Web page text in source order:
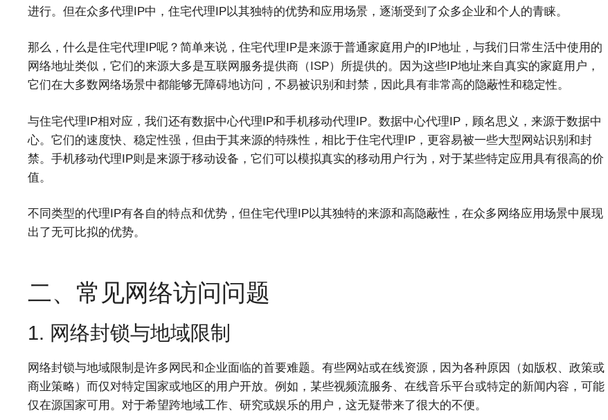
进行。但在众多代理IP中，住宅代理IP以其独特的优势和应用场景，逐渐受到了众多企业和个人的青睐。
那么，什么是住宅代理IP呢？简单来说，住宅代理IP是来源于普通家庭用户的IP地址，与我们日常生活中使用的
网络地址类似，它们的来源大多是互联网服务提供商（ISP）所提供的。因为这些IP地址来自真实的家庭用户，
它们在大多数网络场景中都能够无障碍地访问，不易被识别和封禁，因此具有非常高的隐蔽性和稳定性。
与住宅代理IP相对应，我们还有数据中心代理IP和手机移动代理IP。数据中心代理IP，顾名思义，来源于数据中
心。它们的速度快、稳定性强，但由于其来源的特殊性，相比于住宅代理IP，更容易被一些大型网站识别和封
禁。手机移动代理IP则是来源于移动设备，它们可以模拟真实的移动用户行为，对于某些特定应用具有很高的价
值。
不同类型的代理IP有各自的特点和优势，但住宅代理IP以其独特的来源和高隐蔽性，在众多网络应用场景中展现
出了无可比拟的优势。
二、常见网络访问问题
1. 网络封锁与地域限制
网络封锁与地域限制是许多网民和企业面临的首要难题。有些网站或在线资源，因为各种原因（如版权、政策或
商业策略）而仅对特定国家或地区的用户开放。例如，某些视频流服务、在线音乐平台或特定的新闻内容，可能
仅在源国家可用。对于希望跨地域工作、研究或娱乐的用户，这无疑带来了很大的不便。